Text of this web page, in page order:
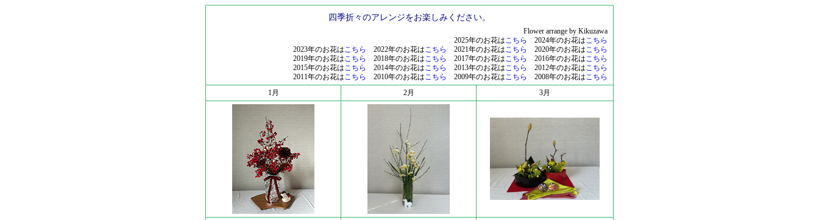
四季折々のアレンジをお楽しみください。
Flower arrange by Kikuzawa
2025年のお花はこちら 2024年のお花はこちら
2023年のお花はこちら 2022年のお花はこちら 2021年のお花はこちら 2020年のお花はこちら
2019年のお花はこちら 2018年のお花はこちら 2017年のお花はこちら 2016年のお花はこちら
2015年のお花はこちら 2014年のお花はこちら 2013年のお花はこちら 2012年のお花はこちら
2011年のお花はこちら 2010年のお花はこちら 2009年のお花はこちら 2008年のお花はこちら
1月
2月 3月